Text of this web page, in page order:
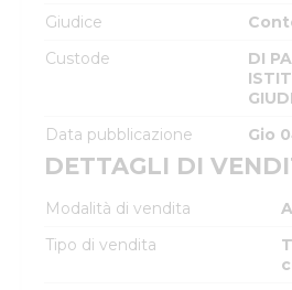
Giudice
Custode
DI
Data pubblicazione
Gio
DETTAGLI DI
Modalità di vendita
Tipo di vendita